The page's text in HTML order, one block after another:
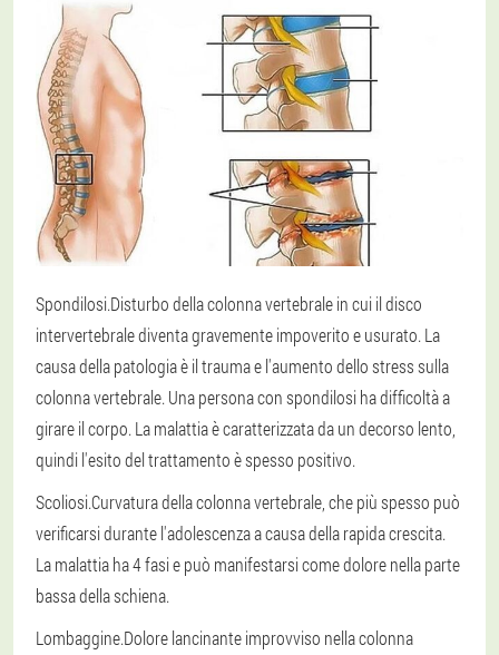
Spondilosi.Disturbo della colonna vertebrale in cui il disco
intervertebrale diventa gravemente impoverito e usurato. La
causa della patologia è il trauma e l'aumento dello stress sulla
colonna vertebrale. Una persona con spondilosi ha difficoltà a
girare il corpo. La malattia è caratterizzata da un decorso lento,
quindi l'esito del trattamento è spesso positivo.
Scoliosi.Curvatura della colonna vertebrale, che più spesso può
verificarsi durante l'adolescenza a causa della rapida crescita.
La malattia ha 4 fasi e può manifestarsi come dolore nella parte
bassa della schiena.
Lombaggine.Dolore lancinante improvviso nella colonna